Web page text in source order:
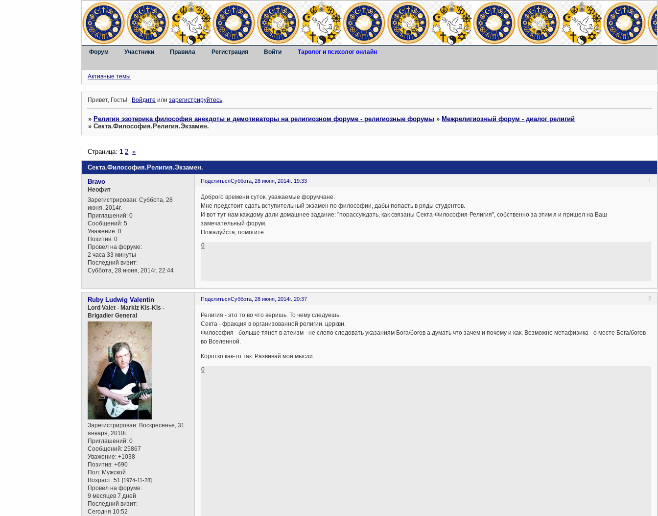
Форум Участники Правила Регистрация Войти Таролог и психолог онлайн
Активные темы
Привет, Гость! Войдите илизарегистрируйтесь.
»Религия эзотерика философия анекдоты и демотиваторы на религиозном форуме - религиозные форумы »Межрелигиозный форум - диалог религий
»Секта.Философия.Религия.Экзамен.
Секта.Философия.Религия.Экзамен.
Страница:1 2 »
Поделиться 1
Суббота, 28 июня, 2014г. 19:33
Bravo
Неофит
Зарегистрирован: Суббота, 28
июня, 2014г.
Приглашений: 0
Сообщений: 5
Уважение: 0
Позитив: 0
Провел на форуме:
2 часа 33 минуты
Последний визит:
Суббота, 28 июня, 2014г. 22:44
Доброго времени суток, уважаемые форумчане.
Мне предстоит сдать вступительный экзамен по философии, дабы попасть в ряды студентов.
И вот тут нам каждому дали домашнее задание: "порассуждать, как связаны Секта-Философия-Религия", собственно за этим я и пришел на Ваш
замечательный форум.
Пожалуйста, помогите.
0
Поделиться 2
Суббота, 28 июня, 2014г. 20:37
Ruby Ludwig Valentin
Lord Valet - Markiz Kis-Kis -
Brigadier General
Зарегистрирован: Воскресенье, 31
января, 2010г.
Приглашений: 0
Сообщений: 25867
Уважение: +1038
Позитив: +690
Пол: Мужской
Возраст: 51[1974-11-28]
Провел на форуме:
9 месяцев 7 дней
Последний визит:
Сегодня 10:52
Религия - это то во что веришь. То чему следуешь.
Секта - фракция в организованной религии. церкви.
Философия - больше тянет в атеизм - не слепо следовать указаниям Бога/богов а думать что зачем и почему и как. Возможно метафизика - о месте Бога/богов
во Вселенной.
Коротко как-то так. Развивай мои мысли.
0